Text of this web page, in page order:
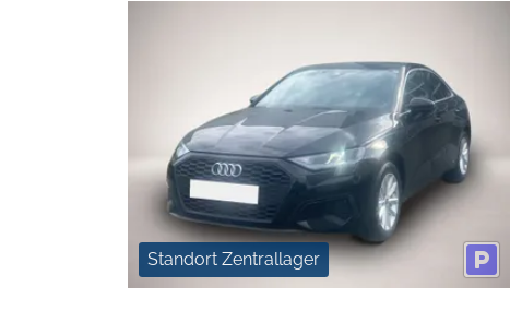
Standort Zentrallager